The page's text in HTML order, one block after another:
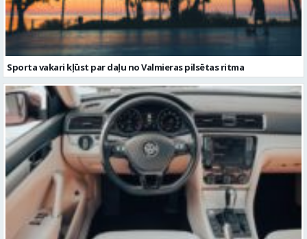
Sporta vakari kļūst par daļu no Valmieras pilsētas ritma